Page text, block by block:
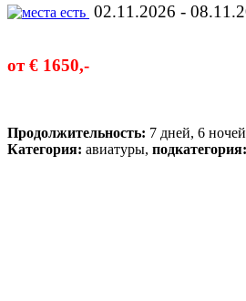
02.11.2026 -
от € 1650,-
Продолжительность: 7 дней, 6 ночей
Категория: авиатуры, подкатегория: